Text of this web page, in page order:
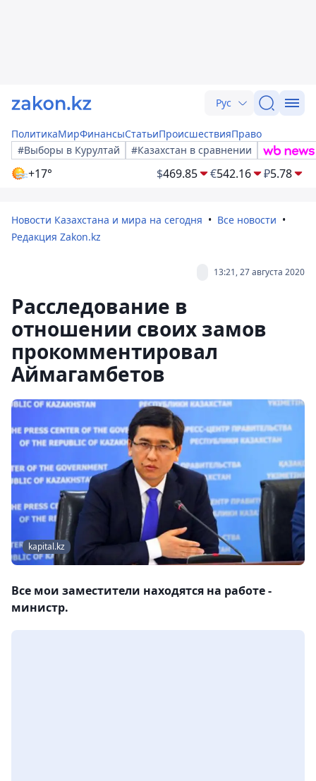
Рус
ПолитикаМирФинансыСтатьиПроисшествияПраво
#Выборы в Курултай
#Казахстан в сравнении
+17° $469.85 €542.16 ₽5.78
Новости Казахстана и мира на сегодня
Все новости
Редакция Zakon.kz
13:21, 27 августа 2020
Расследование в
отношении своих замов
прокомментировал
Аймагамбетов
kapital.kz
Все мои заместители находятся на работе -
министр.